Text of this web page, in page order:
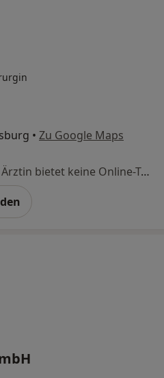
• Zu Google Maps
Dieser Arzt bzw. diese Ärztin bietet keine Online-Terminbuchung an diesem Standort an.